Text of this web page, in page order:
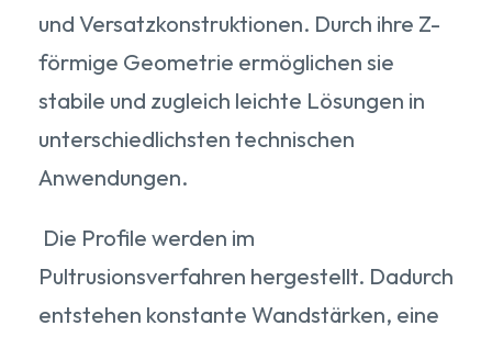
und Versatzkonstruktionen. Durch ihre Z-
förmige Geometrie ermöglichen sie
stabile und zugleich leichte Lösungen in
unterschiedlichsten technischen
Anwendungen.
Die Profile werden im
Pultrusionsverfahren hergestellt. Dadurch
entstehen konstante Wandstärken, eine